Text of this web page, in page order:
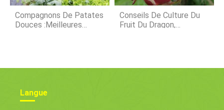
Compagnons De Patates
Douces :meilleures
Conseils De Culture Du
Fruit Du Dragon,
Langue